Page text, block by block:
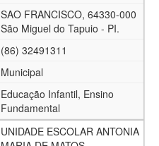
SAO FRANCISCO, 64330-000
São Miguel do Tapuio - PI.
(86) 32491311
Municipal
Educação Infantil, Ensino
Fundamental
UNIDADE ESCOLAR ANTONIA